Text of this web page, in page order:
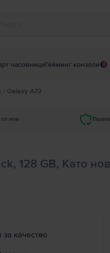
часовнициГейминг конзоли
/ Galaxy A72
нов
128 GB, Като нов